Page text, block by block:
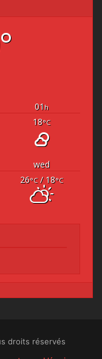
01 h
18°C
wed
26°C/ 18°C
droits réservés